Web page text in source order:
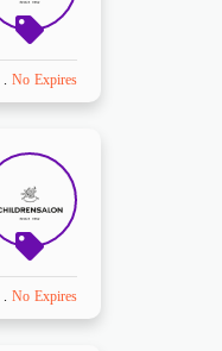
. No Expires
. No Expires